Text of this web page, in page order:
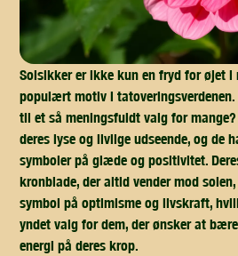
Solsikker er ikke kun en fryd for øjet i
populært motiv i tatoveringsverdenen.
til et så meningsfuldt valg for
deres lyse og livlige udseende, og de
symboler på glæde og positivitet.
kronblade, der altid vender mod
symbol på optimisme og livskraft,
yndet valg for dem, der ønsker at
energi på deres krop.